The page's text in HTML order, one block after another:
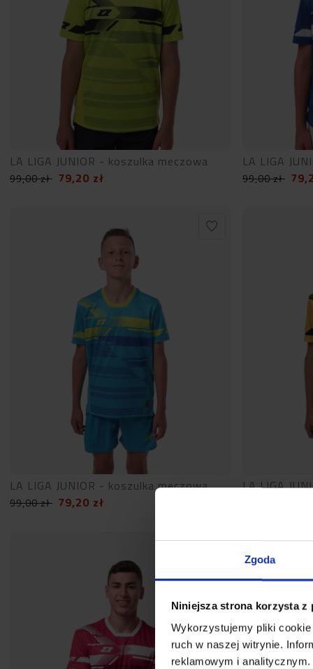
Zgoda
Niniejsza strona korzysta z
Wykorzystujemy pliki
ruch w naszej witrynie.
reklamowym i
LA LIGA JUNIOR - koszulka meczowa
99,00zł 79,20 zł
LA LIGA
99,00zł
LA LIGA JUNIOR - koszulka meczowa
99,00zł 79,20 zł
LA LIGA